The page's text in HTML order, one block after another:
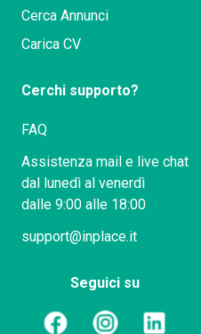
Cerca Annunci
Carica CV
Cerchi supporto?
FAQ
Assistenza mail e live chat
dal lunedì al venerdì
dalle 9:00 alle 18:00
support@inplace.it
Seguici su